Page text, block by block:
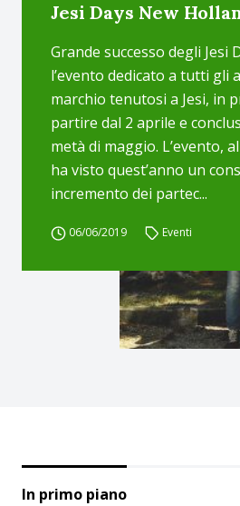
Jesi Days New
Grande successo degli Jesi
l’evento dedicato a tutti gli
marchio tenutosi a Jesi, in
partire dal 2 aprile e
metà di maggio. L’evento,
ha visto quest’anno un
incremento dei partec...
06/06/2019 Eventi
In primo piano